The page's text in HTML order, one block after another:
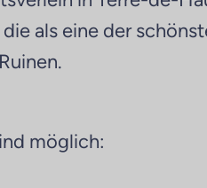
die als eine der
möglich: